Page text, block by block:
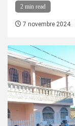
2 min read
7 novembre 2024